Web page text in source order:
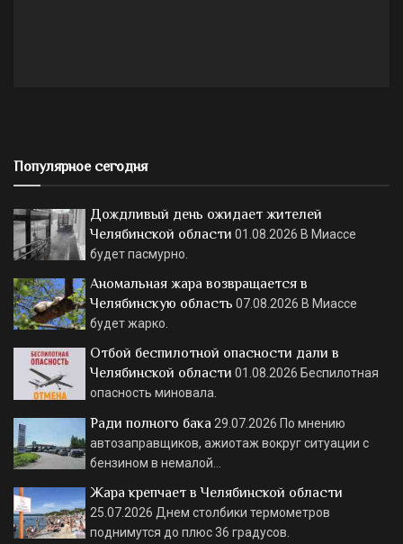
Популярное сегодня
Дождливый день ожидает жителей
Челябинской области 01.08.2026 В Миассе
будет пасмурно.
Аномальная жара возвращается в
Челябинскую область 07.08.2026 В Миассе
будет жарко.
Отбой беспилотной опасности дали в
Челябинской области 01.08.2026 Беспилотная
опасность миновала.
Ради полного бака 29.07.2026 По мнению
автозаправщиков, ажиотаж вокруг ситуации с
бензином в немалой…
Жара крепчает в Челябинской области
25.07.2026 Днем столбики термометров
поднимутся до плюс 36 градусов.